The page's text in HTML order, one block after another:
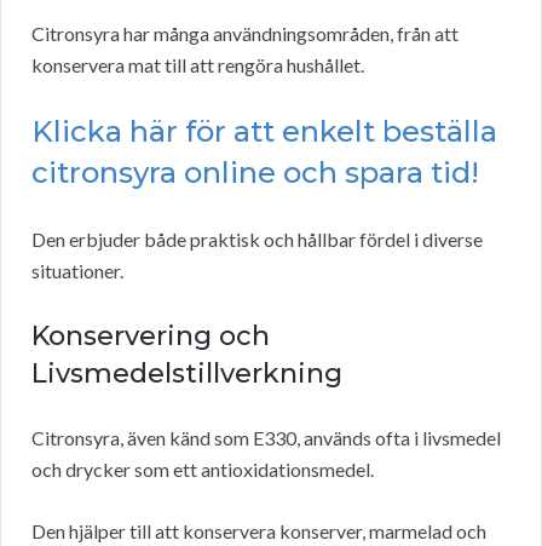
Citronsyra har många användningsområden, från att
konservera mat till att rengöra hushållet.
Klicka här för att enkelt beställa
citronsyra online och spara tid!
Den erbjuder både praktisk och hållbar fördel i diverse
situationer.
Konservering och
Livsmedelstillverkning
Citronsyra, även känd som E330, används ofta i livsmedel
och drycker som ett antioxidationsmedel.
Den hjälper till att konservera konserver, marmelad och